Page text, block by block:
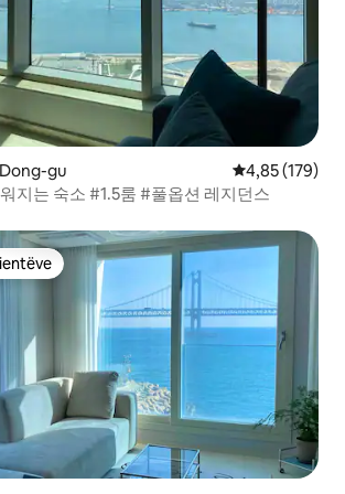
gu Vlerësimi
4,85 (179)
지는 숙소 #1.5룸 #풀옵션 레지던스
të klientëve